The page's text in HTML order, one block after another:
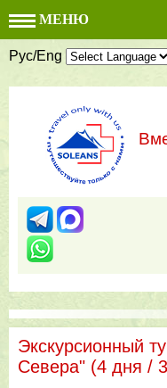
МЕНЮ
Рус/Eng
Экскурсионный
Севера" (4 дня /